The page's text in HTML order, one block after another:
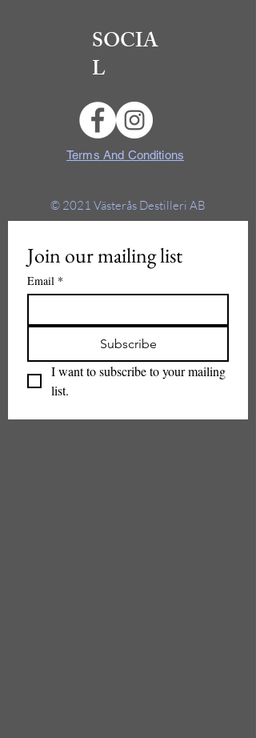
SOCIA
L
Terms And Conditions
© 2021 Västerås Destilleri AB
Join our mailing list
Email *
Subscribe
I want to subscribe to your mailing
list.